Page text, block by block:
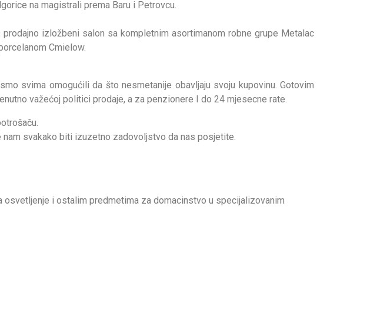
na magistrali prema Baru i Petrovcu.
izložbeni salon sa kompletnim asortimanom robne grupe Metalac
Cmielow.
svima omogućili da što nesmetanije obavljaju svoju kupovinu. Gotovim
važećoj politici prodaje, a za penzionere I do 24 mjesecne rate.
svakako biti izuzetno zadovoljstvo da nas posjetite.
osvetljenje i ostalim predmetima za domacinstvo u specijalizovanim